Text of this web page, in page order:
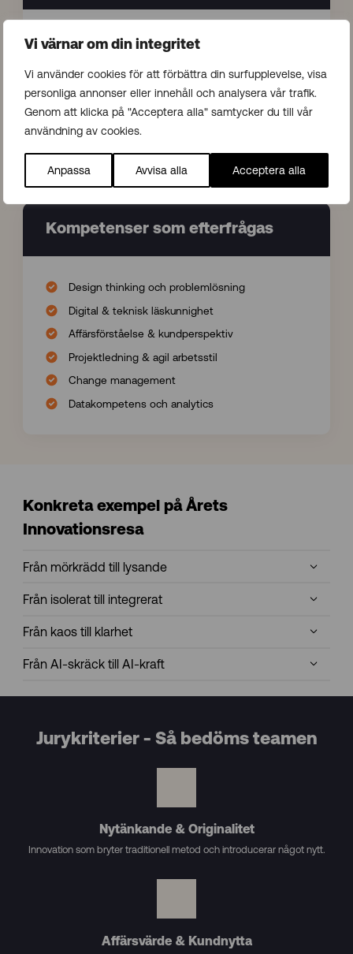
Vi värnar om din integritet
Vi använder cookies för att förbättra din surfupplevelse, visa
personliga annonser eller innehåll och analysera vår trafik.
Genom att klicka på "Acceptera alla" samtycker du till vår
användning av cookies.
Anpassa Avvisa alla Acceptera alla
Mod & experimentlust
Konkret värdeskapande
Skalbarhet & spridning
Genomförandekraft
Användarkänsla
Kompetenser som efterfrågas
Design thinking och problemlösning
Digital & teknisk läskunnighet
Affärsförståelse & kundperspektiv
Projektledning & agil arbetsstil
Change management
Datakompetens och analytics
Konkreta exempel på Årets
Innovationsresa
Från mörkrädd till lysande
Från isolerat till integrerat
Från kaos till klarhet
Från AI-skräck till AI-kraft
Jurykriterier - Så bedöms teamen
Nytänkande & Originalitet
Innovation som bryter traditionell metod och introducerar något nytt.
Affärsvärde & Kundnytta